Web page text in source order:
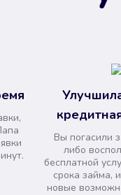
Вы погасили
либо
бесплатной
срока займа,
новые